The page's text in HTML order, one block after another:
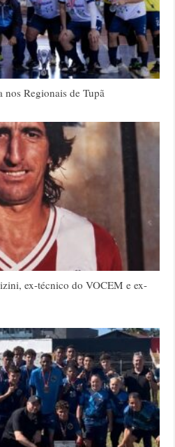
Regionais de Tupã
ex-técnico do VOCEM e ex-